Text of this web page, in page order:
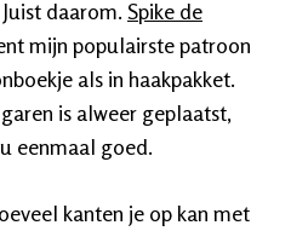
daarom. Spike de
mijn populairste patroon
als in haakpakket.
is alweer geplaatst,
eenmaal goed.
kanten je op kan met